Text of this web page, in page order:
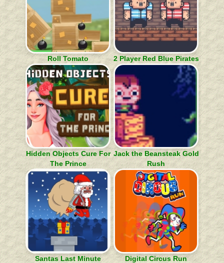
Roll Tomato 2 Player Red Blue Pirates
Hidden Objects Cure For
The Prince
Jack the Beansteak Gold
Rush
Santas Last Minute
Digital Circus Run